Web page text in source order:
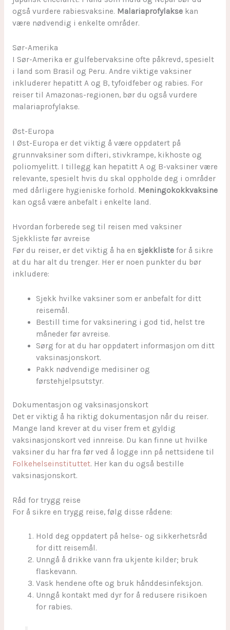
også vurdere rabiesvaksine. Malariaprofylaksekan
være nødvendig i enkelte områder.
Sør-Amerika
I Sør-Amerika er gulfebervaksine ofte påkrevd, spesielt
i land som Brasil og Peru. Andre viktige vaksiner
inkluderer hepatitt A og B, tyfoidfeber og rabies. For
reiser til Amazonas-regionen, bør du også vurdere
malariaprofylakse.
Øst-Europa
I Øst-Europa er det viktig å være oppdatert på
grunnvaksiner som difteri, stivkrampe, kikhoste og
poliomyelitt. I tillegg kan hepatitt A og B-vaksiner være
relevante, spesielt hvis du skal oppholde deg i områder
med dårligere hygieniske forhold. Meningokokkvaksine
kan også være anbefalt i enkelte land.
Hvordan forberede seg til reisen med vaksiner
Sjekkliste før avreise
Før du reiser, er det viktig å ha en sjekklistefor å sikre
at du har alt du trenger. Her er noen punkter du bør
inkludere:
Sjekk hvilke vaksiner som er anbefalt for ditt
reisemål.
Bestill time for vaksinering i god tid, helst tre
måneder før avreise.
Sørg for at du har oppdatert informasjon om ditt
vaksinasjonskort.
Pakk nødvendige medisiner og
førstehjelpsutstyr.
Dokumentasjon og vaksinasjonskort
Det er viktig å ha riktig dokumentasjon når du reiser.
Mange land krever at du viser frem et gyldig
vaksinasjonskort ved innreise. Du kan finne ut hvilke
vaksiner du har fra før ved å logge inn på nettsidene til
Folkehelseinstituttet. Her kan du også bestille
vaksinasjonskort.
Råd for trygg reise
For å sikre en trygg reise, følg disse rådene:
Hold deg oppdatert på helse- og sikkerhetsråd
for ditt reisemål.
Unngå å drikke vann fra ukjente kilder; bruk
flaskevann.
Vask hendene ofte og bruk hånddesinfeksjon.
Unngå kontakt med dyr for å redusere risikoen
for rabies.